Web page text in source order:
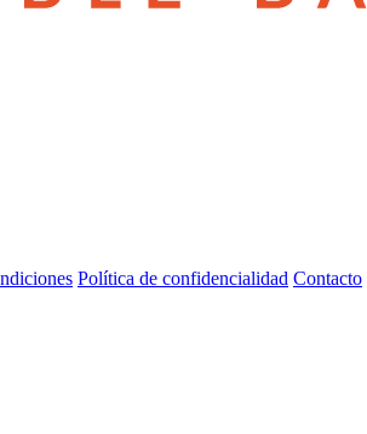
Política de confidencialidad Contacto